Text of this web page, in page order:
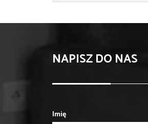
NAPISZ DO NAS
Imię